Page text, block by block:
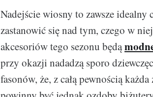
Nadejście wiosny to zawsze idealny
zastanowić się nad tym, czego w
akcesoriów tego sezonu będą
przy okazji nadadzą sporo
fasonów, że, z całą pewnością